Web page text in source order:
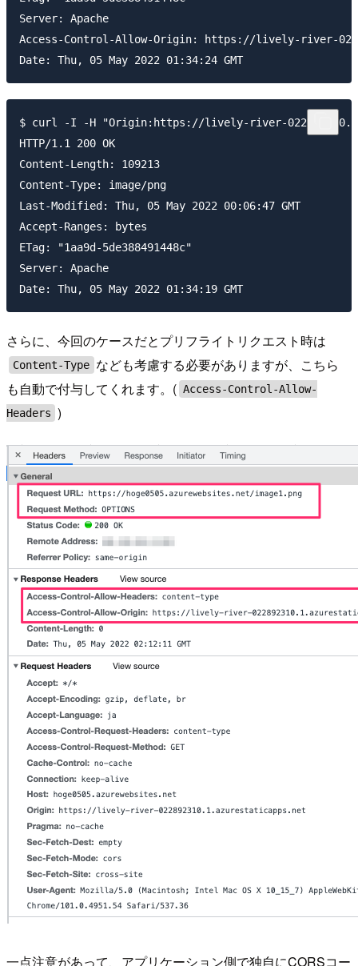
Server: Apache
Access-Control-Allow-Origin: https://lively-river-
$ curl -I -H "Origin:https://lively-river-
HTTP/1.1 200 OK
Content-Length: 109213
Content-Type: image/png
Last-Modified: Thu, 05 May 2022 00:06:47 GMT
Accept-Ranges: bytes
ETag: "1aa9d-5de388491448c"
Server: Apache
さらに、今回のケースだとプリフライトリクエスト時は
Content-Type なども考慮する必要がありますが、こちら
も自動で付与してくれます。( Access-Control-Allow-
Headers )
一点注意があって、アプリケーション側で独自にCORSコー